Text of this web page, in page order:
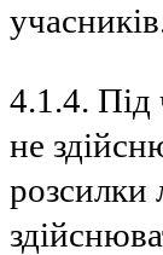
4.1.4. Під
не
розсилки